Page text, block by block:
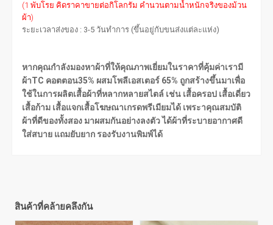
(1 พับโรย คิดราคาขายต่อกิโลกรัม คำนวนตามน้ำหนักจริงของม้วน
ผ้า)
ระยะเวลาส่งของ : 3-5 วันทำการ (ขึ้นอยู่กับขนส่งแต่ละแห่ง)
หากคุณกำลังมองหาผ้าที่ให้คุณภาพเยี่ยมในราคาที่คุ้มค่าเรามี
ผ้าTC คอตตอน35% ผสมโพลีเอสเตอร์ 65% ถูกสร้างขึ้นมาเพื่อ
ใช้ในการผลิตเสื้อผ้าที่หลากหลายสไตล์ เช่น เสื้อครอป เสื้อเดี่ยว
เสื้อก้าม เสื้อแจกเสื้อโฆษณาเกรดพรีเมียมได้ เพระาคุณสมบัติ
ผ้าที่ดีของทั้งสอง มาผสมกันอย่างลงตัว ได้ผ้าที่ระบายอากาศดี
ใส่สบาย แถมยับยาก รองรับงานพิมพ์ได้
สินค้าที่คล้ายคลึงกัน